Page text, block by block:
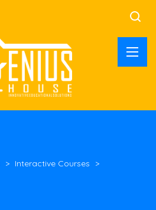
> Interactive Courses
>